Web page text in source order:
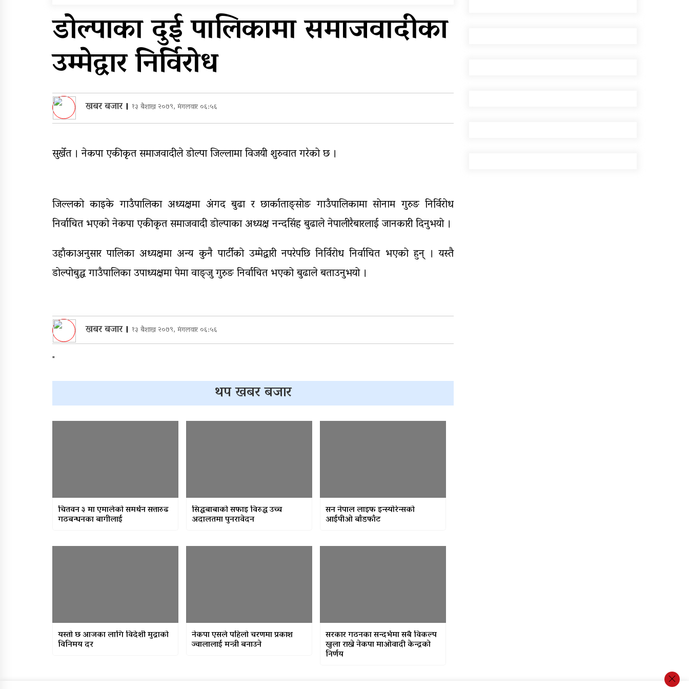
प्रतिनिधि नआउने
पुन: एमाले-नेकपा सहकार्यमा,
प्रदेशको भागबण्डा यस्तो छ…
आठ लाख २१ हजार घुससहित
डोल्पाका दुई पालिकामा समाजवादीका
उम्मेद्वार निर्विरोध
खबर बजार। १३ बैशाख २०७९, मंगलवार ०६:५६
सुर्खेत । नेकपा एकीकृत समाजवादीले डोल्पा जिल्लामा विजयी शुरुवात गरेको छ ।
जिल्लको काइके गाउँपालिका अध्यक्षमा अंगद बुढा र छार्काताङ्सोङ गाउँपालिकामा सोनाम गुरुङ निर्विरोध
निर्वाचित भएको नेकपा एकीकृत समाजवादी डोल्पाका अध्यक्ष नन्दसिंह बुढाले नेपालीरैबारलाई जानकारी दिनुभयो ।
उहाँकाअनुसार पालिका अध्यक्षमा अन्य कुनै पार्टीको उम्मेद्वारी नपरेपछि निर्विरोध निर्वाचित भएको हुन् । यस्तै
डोल्पोबुद्ध गाउँपालिका उपाध्यक्षमा पेमा वाङ्जु गुरुङ निर्वाचित भएको बुढाले बताउनुभयो ।
खबर बजार। १३ बैशाख २०७९, मंगलवार ०६:५६
"
थप खबर बजार
चितवन ३ मा एमालेकाे समर्थन सत्तारुढ
गठबन्धनका बागीलाई
सिद्धबाबाको सफाइ विरुद्ध उच्च
अदालतमा पुनरावेदन
सन नेपाल लाइफ इन्स्योरेन्सको
आईपीओ बाँडफाँट
यस्तो छ आजका लागि विदेशी मुद्राको
विनिमय दर
नेकपा एसले पहिलो चरणमा प्रकाश
ज्वालालाई मन्त्री बनाउने
सरकार गठनका सन्दर्भमा सबै विकल्प
खुला राख्ने नेकपा माओवादी केन्द्रको
निर्णय